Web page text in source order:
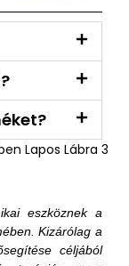
eszköznek a
Kizárólag a
céljából